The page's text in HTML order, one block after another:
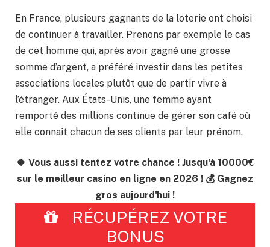
En France, plusieurs gagnants de la loterie ont choisi
de continuer à travailler. Prenons par exemple le cas
de cet homme qui, après avoir gagné une grosse
somme d’argent, a préféré investir dans les petites
associations locales plutôt que de partir vivre à
l’étranger. Aux États-Unis, une femme ayant
remporté des millions continue de gérer son café où
elle connaît chacun de ses clients par leur prénom.
🍀 Vous aussi tentez votre chance ! Jusqu'à 10000€
sur le meilleur casino en ligne en 2026 ! 💰 Gagnez
gros aujourd'hui !
RÉCUPÉREZ VOTRE
BONUS